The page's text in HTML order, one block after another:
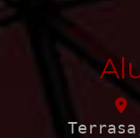
Terrasa